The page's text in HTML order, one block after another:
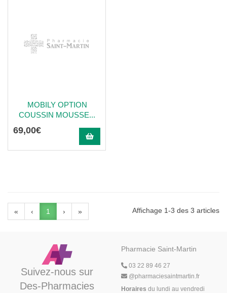
MOBILY OPTION
COUSSIN MOUSSE...
69,00€
« ‹ 1 › » Affichage 1-3 des 3 articles
Suivez-nous sur
Des-Pharmacies
Pharmacie Saint-Martin
03 22 89 46 27
@pharmaciesaintmartin.fr
Horaires du lundi au vendredi